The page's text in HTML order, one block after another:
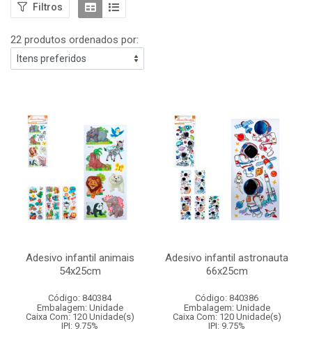
Filtros
22 produtos ordenados por:
Adesivo infantil animais
54x25cm
Código: 840384
Embalagem: Unidade
Caixa Com: 120 Unidade(s)
IPI: 9.75%
Adesivo infantil astronauta
66x25cm
Código: 840386
Embalagem: Unidade
Caixa Com: 120 Unidade(s)
IPI: 9.75%